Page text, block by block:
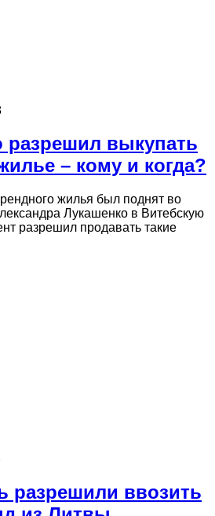
разрешил выкупать
– кому и когда?
жилья был поднят во
Лукашенко в Витебскую
разрешил продавать такие
разрешили ввозить